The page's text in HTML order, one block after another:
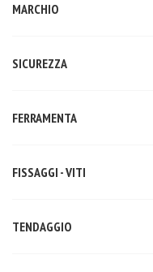
MARCHIO
SICUREZZA
FERRAMENTA
FISSAGGI - VITI
TENDAGGIO